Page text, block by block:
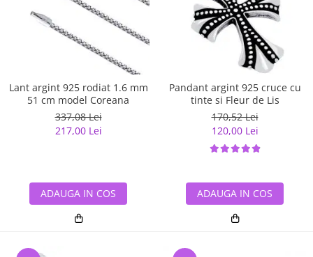
Lant argint 925 rodiat 1.6 mm
51 cm model Coreana
337,08 Lei
217,00 Lei
ADAUGA IN COS
Pandant argint 925 cruce cu
tinte si Fleur de Lis
170,52 Lei
120,00 Lei
ADAUGA IN COS